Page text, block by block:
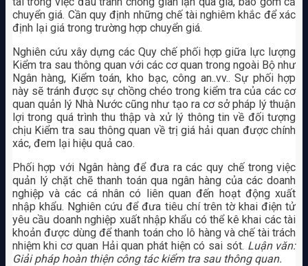
chuyển giá. Cần quy định những chế tài nghiêm khắc để xác
định lại giá trong trường hợp chuyển giá.
Nghiên cứu xây dựng các Quy chế phối hợp giữa lực lượng
Kiểm tra sau thông quan với các cơ quan trong ngoài Bộ như
Ngân hàng, Kiểm toán, kho bạc, công an..vv.. Sự phối hợp
này sẽ tránh được sự chồng chéo trong kiểm tra của các cơ
quan quản lý Nhà Nước cũng như tạo ra cơ sở pháp lý thuận
lợi trong quá trình thu thập và xử lý thông tin về đối tượng
chịu Kiểm tra sau thông quan về trị giá hải quan được chính
xác, đem lại hiệu quả cao.
Phối hợp với Ngân hàng để đưa ra các quy chế trong việc
quản lý chặt chẽ thanh toán qua ngân hàng của các doanh
nghiệp và các cá nhân có liên quan đến hoạt động xuất
nhập khẩu. Nghiên cứu để đưa tiêu chí trên tờ khai điện tử
yêu cầu doanh nghiệp xuất nhập khẩu có thể kê khai các tài
khoản được dùng để thanh toán cho lô hàng và chế tài trách
nhiệm khi cơ quan Hải quan phát hiện có sai sót. Luận văn:
Giải pháp hoàn thiện công tác kiểm tra sau thông quan.